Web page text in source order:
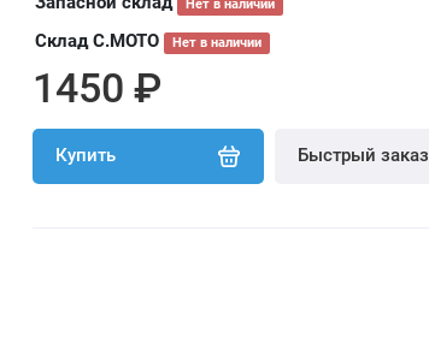
Нет в наличии
Склад С.МОТО Нет в наличии
1450 ₽
Купить Быстрый заказ